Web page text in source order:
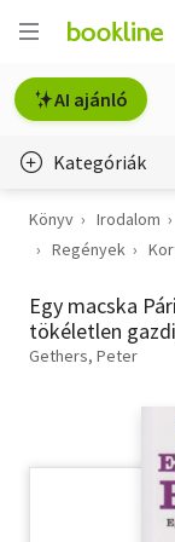
AI ajánló
Kategóriák
Életmód, egészség
Gyermek- és
Könyv Irodalom
Regények
Egy macska
tökéletlen
Gethers, Peter